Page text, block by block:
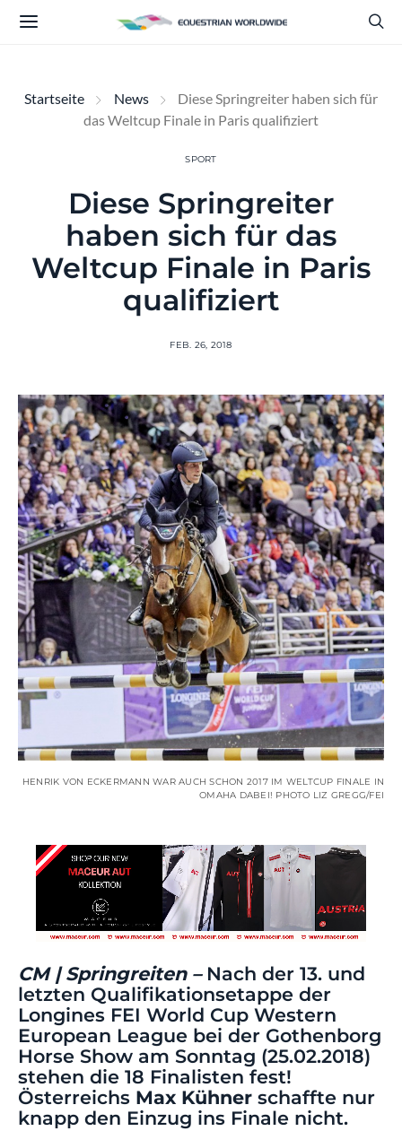
Startseite News
Diese Springreiter haben sich für
das Weltcup Finale in Paris qualifiziert
SPORT
Diese Springreiter
haben sich für das
Weltcup Finale in Paris
qualifiziert
FEB. 26, 2018
HENRIK VON ECKERMANN WAR AUCH SCHON 2017 IM WELTCUP FINALE IN
OMAHA DABEI! PHOTO LIZ GREGG/FEI
CM | Springreiten – Nach der 13. und
letzten Qualifikationsetappe der
Longines FEI World Cup Western
European League bei der Gothenborg
Horse Show am Sonntag (25.02.2018)
stehen die 18 Finalisten fest!
Österreichs Max Kühner schaffte nur
knapp den Einzug ins Finale nicht.